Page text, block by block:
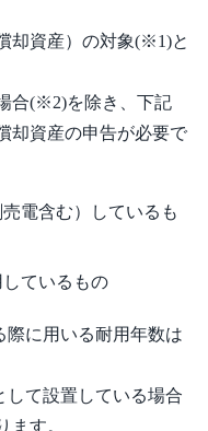
却資産）の対象(※1)と
合(※2)を除き、下記
却資産の申告が必要で
電含む）しているも
ているもの
に用いる耐用年数は
て設置している場合
ます。